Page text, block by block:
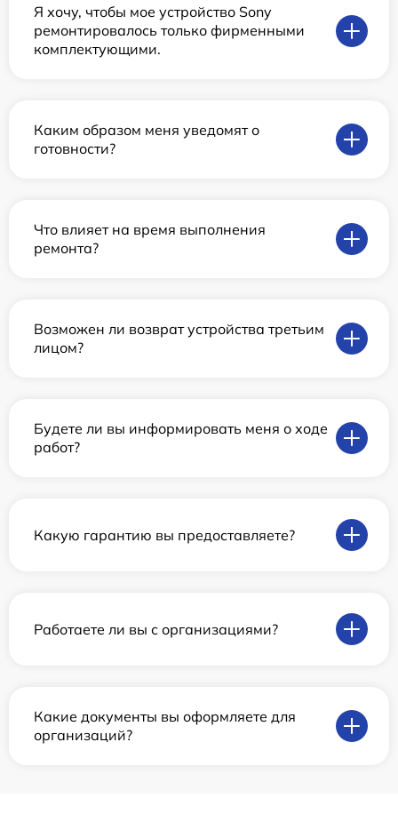
Я хочу, чтобы мое устройство Sony
ремонтировалось только фирменными
комплектующими.
Каким образом меня уведомят о
готовности?
Что влияет на время выполнения
ремонта?
Возможен ли возврат устройства третьим
лицом?
Будете ли вы информировать меня о ходе
работ?
Какую гарантию вы предоставляете?
Работаете ли вы с организациями?
Какие документы вы оформляете для
организаций?